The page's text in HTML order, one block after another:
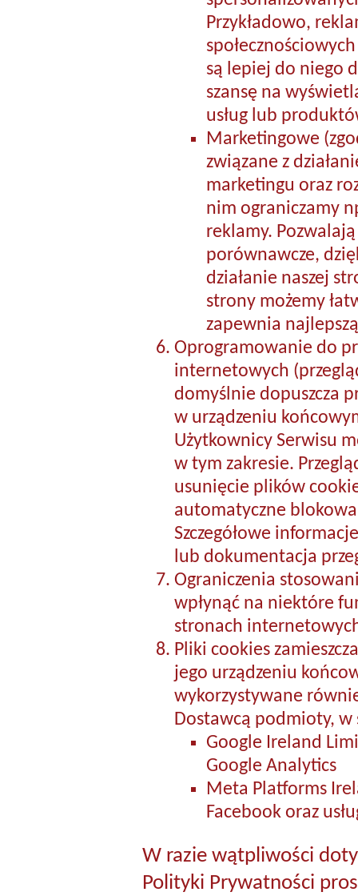
Przykładowo,
są lepiej do niego
szansę na
usług lub
Marketingowe
związane z
marketingu oraz
nim ograniczamy
reklamy.
porównawcze,
działanie naszej
strony możemy
zapewnia
Oprogramowanie do
internetowych
domyślnie dopuszcza
w urządzeniu
Użytkownicy Serwisu
w tym zakresie.
usunięcie plików
automatyczne
Szczegółowe
lub dokumentacja
Ograniczenia
wpłynąć na niektóre
stronach
Pliki cookies
jego urządzeniu
wykorzystywane
Dostawcą podmioty, w
Google Ireland
Google Analytics
Meta Platforms
Facebook oraz
W razie wątpliwości
Polityki Prywatności